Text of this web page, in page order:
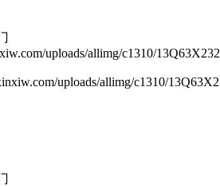
uploads/allimg/c1310/
uploads/allimg/c1310/